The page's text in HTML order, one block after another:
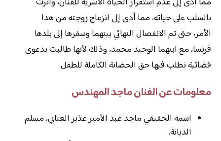
بالسلب على حياته، مما أدى إلى انزعاج زوجته من هذا
الأمر، حتى تم الانفصال النهائي بينهما وسفرها إلى بلدها
فرنسا، مع ابنهما الوحيد محمد، وذلك لأنها طالبت بدعوى
قضائية تطلب فيها حق الحضانة الكاملة للطفل.
معلومات عن الفنان ماجد المهندس
اسمه الحقيقي ماجد عبد الأمير عذير العتابي، مسلم
الديانة.